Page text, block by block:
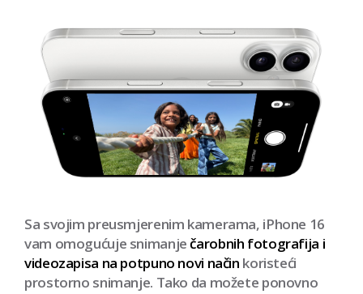
Prostorno
snimanje.
Unesite potpuno
svoje fotografije i
videozapise.